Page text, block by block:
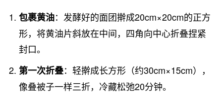
包裹黄油：发酵好的面团擀成20cm×20cm的正方
形，将黄油片斜放在中间，四角向中心折叠捏紧
封口。
第一次折叠：轻擀成长方形（约30cm×15cm），
像叠被子一样三折，冷藏松弛20分钟。